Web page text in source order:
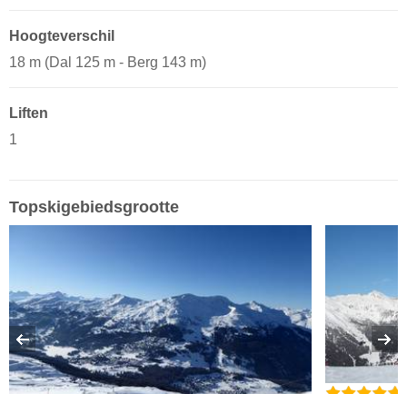
Hoogteverschil
18 m (Dal 125 m - Berg 143 m)
Liften
1
Topskigebiedsgrootte